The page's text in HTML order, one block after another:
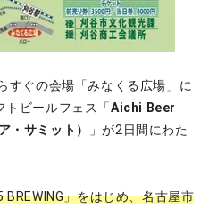
すぐの会場「みなくる広場」に
トビールフェス「Aichi Beer
・サミット）
」が2日間にわた
BREWING」をはじめ、名古屋市